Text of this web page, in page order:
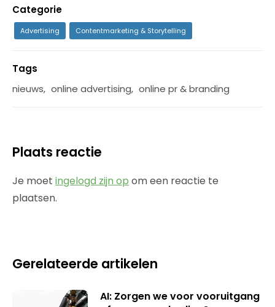
Categorie
Advertising Contentmarketing & Storytelling
Tags
nieuws, online advertising, online pr & branding
Plaats reactie
Je moet ingelogd zijn op om een reactie te
plaatsen.
Gerelateerde artikelen
AI: Zorgen we voor vooruitgang